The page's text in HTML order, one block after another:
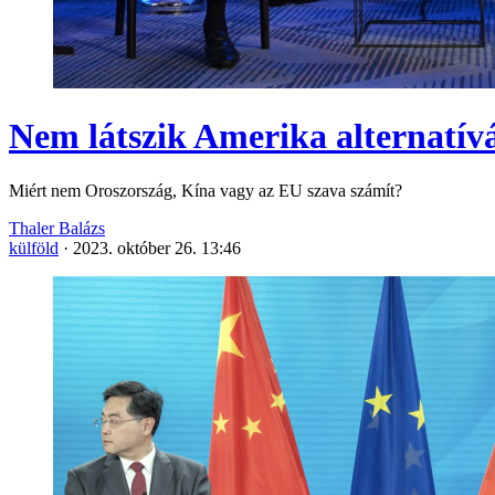
Nem látszik Amerika
Miért nem Oroszország, Kína vagy az EU szava számít?
Thaler Balázs
külföld · 2023. október 26. 13:46